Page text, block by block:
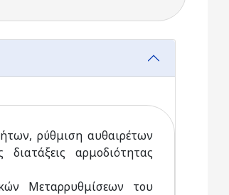
ρύθμιση αυθαιρέτων
αρμοδιότητας
Μεταρρυθμίσεων του